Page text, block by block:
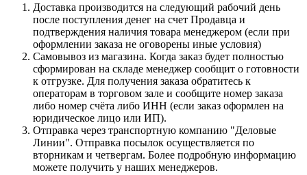
Доставка производится на следующий рабочий день
после поступления денег на счет Продавца и
подтверждения наличия товара менеджером (если при
оформлении заказа не оговорены иные условия)
Самовывоз из магазина. Когда заказ будет полностью
сформирован на складе менеджер сообщит о готовности
к отгрузке. Для получения заказа обратитесь к
операторам в торговом зале и сообщите номер заказа
либо номер счёта либо ИНН (если заказ оформлен на
юридическое лицо или ИП).
Отправка через транспортную компанию "Деловые
Линии". Отправка посылок осуществляется по
вторникам и четвергам. Более подробную информацию
можете получить у наших менеджеров.